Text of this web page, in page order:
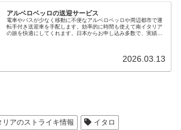
アルベロベッロの送迎サービス
電車やバスが少なく移動に不便なアルベロベッロや周辺都市で運
転手付き送迎車を手配します。効率的に時間も使えて南イタリア
の旅を快適にしてくれます。日本からお申し込み多数で、実績の
2026.03.13
リアのストライキ情報
イタロ